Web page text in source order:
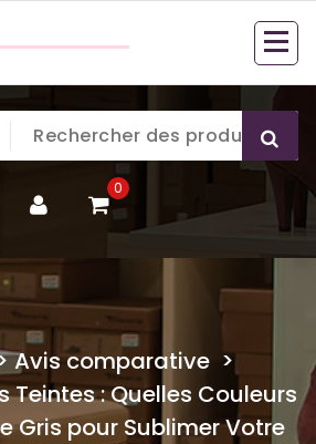
0
Avis comparative >
Teintes : Quelles Couleurs
Gris pour Sublimer Votre